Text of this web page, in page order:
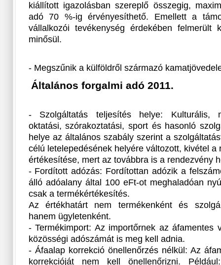
kiállított igazolásban szereplő összegig,
adó 70 %-ig érvényesíthető. Emellett a
vállalkozói tevékenység érdekében felmerült
minősül.
- Megszűnik a külföldről származó
Általános forgalmi adó 2011.
- Szolgáltatás teljesítés helye: Kulturális,
oktatási, szórakoztatási, sport és hasonló
helye az általános szabály szerint a
célú letelepedésének helyére változott, kivétel a
értékesítése, mert az továbbra is a rendezvény
- Fordított adózás: Fordítottan adózik a
álló adóalany által 100 eFt-ot meghaladóan
csak a termékértékesítés.
Az értékhatárt nem termékenként és
hanem ügyletenként.
- Termékimport: Az importőrnek az áfamentes
közösségi adószámát is meg kell adnia.
- Áfaalap korrekció önellenőrzés nélkül: Az
korrekcióját nem kell önellenőrizni.